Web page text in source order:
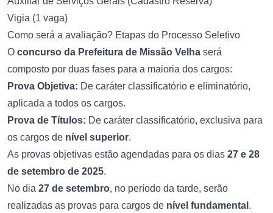
Vigia (1 vaga)
Como será a avaliação? Etapas do Processo Seletivo
O concurso da Prefeitura de Missão Velha será
composto por duas fases para a maioria dos cargos:
Prova Objetiva: De caráter classificatório e eliminatório,
aplicada a todos os cargos.
Prova de Títulos: De caráter classificatório, exclusiva para
os cargos de nível superior.
As provas objetivas estão agendadas para os dias 27 e 28
de setembro de 2025.
No dia 27 de setembro, no período da tarde, serão
realizadas as provas para cargos de nível fundamental .